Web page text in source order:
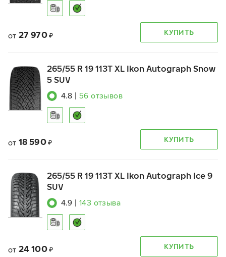
от 27 970 ₽ КУПИТЬ
265/55 R 19 113T XL Ikon Autograph Snow
5 SUV
4.8 56 отзывов
от 18 590 ₽ КУПИТЬ
265/55 R 19 113T XL Ikon Autograph Ice 9
SUV
4.9 143 отзыва
от 24 100 ₽ КУПИТЬ